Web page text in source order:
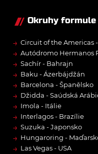
Okruhy formule
→ Circuit of the Americas -
→ Autódromo Hermanos
→ Sachír - Bahrajn
→ Baku - Ázerbájdžán
→ Barcelona - Španělsko
→ Džidda - Saúdská
→ Imola - Itálie
→ Interlagos - Brazílie
→ Suzuka - Japonsko
→ Hungaroring -
→ Las Vegas - USA